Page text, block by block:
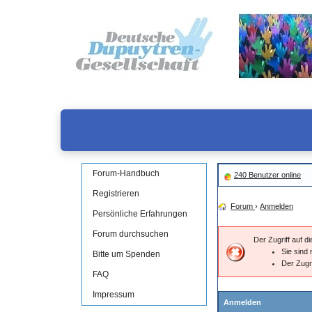
Forum-Handbuch
Registrieren
Persönliche Erfahrungen
Forum durchsuchen
Bitte um Spenden
FAQ
Impressum
240 Benutzer online
Forum › Anmelden
Der Zugriff auf
Sie sind
Der
Anmelden